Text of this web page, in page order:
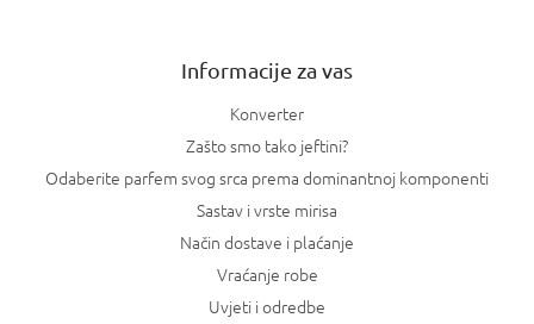
Informacije za vas
Konverter
Zašto smo tako jeftini?
Odaberite parfem svog srca prema dominantnoj komponenti
Sastav i vrste mirisa
Način dostave i plaćanje
Vraćanje robe
Uvjeti i odredbe